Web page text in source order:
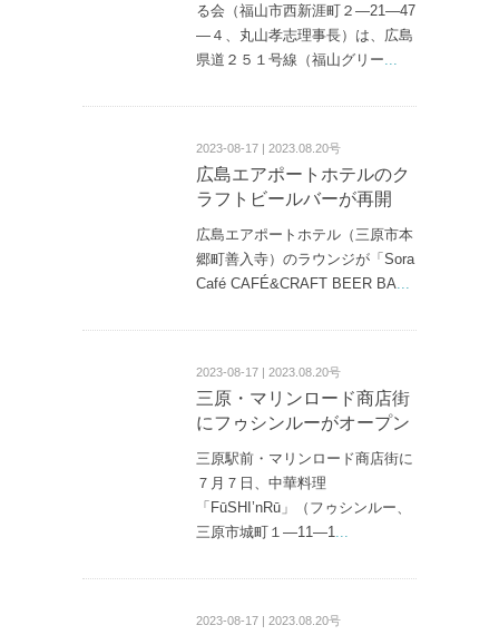
る会（福山市西新涯町２—21—47
—４、丸山孝志理事長）は、広島
県道２５１号線（福山グリー
2023-08-17 | 2023.08.20号
広島エアポートホテルのク
ラフトビールバーが再開
広島エアポートホテル（三原市本
郷町善入寺）のラウンジが「Sora
Café CAFÉ&CRAFT BEER BA
2023-08-17 | 2023.08.20号
三原・マリンロード商店街
にフゥシンルーがオープン
三原駅前・マリンロード商店街に
７月７日、中華料理
「FūSHI’nRū」（フゥシンルー、
三原市城町１—11—1
2023-08-17 | 2023.08.20号